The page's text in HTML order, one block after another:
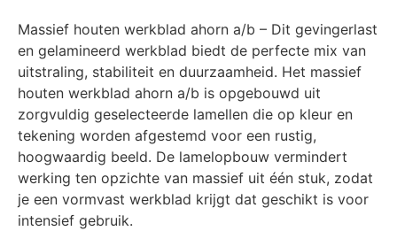
Massief houten werkblad ahorn a/b – Dit gevingerlast
en gelamineerd werkblad biedt de perfecte mix van
uitstraling, stabiliteit en duurzaamheid. Het massief
houten werkblad ahorn a/b is opgebouwd uit
zorgvuldig geselecteerde lamellen die op kleur en
tekening worden afgestemd voor een rustig,
hoogwaardig beeld. De lamelopbouw vermindert
werking ten opzichte van massief uit één stuk, zodat
je een vormvast werkblad krijgt dat geschikt is voor
intensief gebruik.